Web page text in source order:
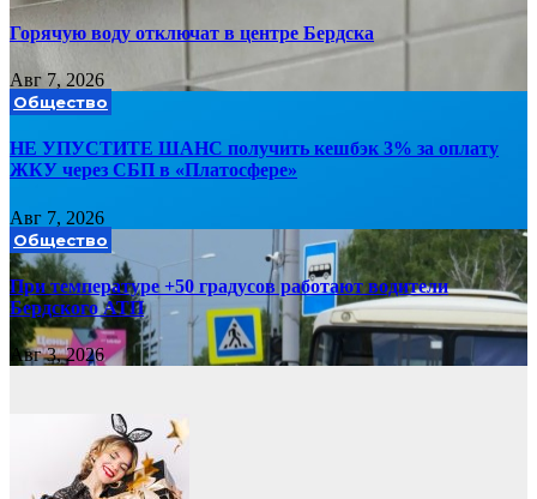
Горячую воду отключат в центре Бердска
Авг 7, 2026
Общество
НЕ УПУСТИТЕ ШАНС получить кешбэк 3% за оплату
ЖКУ через СБП в «Платосфере»
Авг 7, 2026
Общество
При температуре +50 градусов работают водители
Бердского АТП
Авг 3, 2026